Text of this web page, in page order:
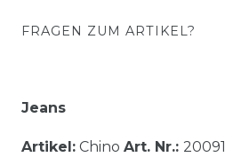
FRAGEN ZUM ARTIKEL?
Jeans
Artikel: Chino Art. Nr.: